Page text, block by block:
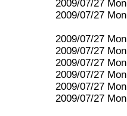
2009/07/27 Mon
2009/07/27 Mon
2009/07/27 Mon
2009/07/27 Mon
2009/07/27 Mon
2009/07/27 Mon
2009/07/27 Mon
2009/07/27 Mon